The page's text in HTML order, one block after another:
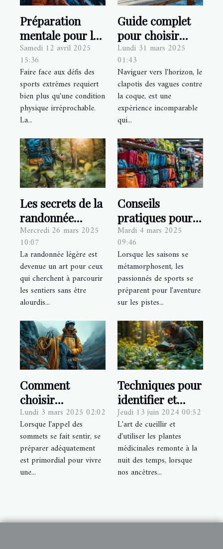
Préparation
mentale pour les
sports extrêmes
techniques pour
renforcer la
résilience
Samedi 12 avril 2025
15:36
Faire face aux défis des
sports extrêmes requiert
bien plus qu'une condition
physique irréprochable.
La...
Guide complet
pour choisir
l'équipement
d'accastillage
pour votre
bateau
Lundi 31 mars 2025
01:43
Naviguer vers l'horizon, le
clapotis des vagues contre
la coque, est une
expérience incomparable
qui...
Les secrets de la
randonnée
légère optimiser
son sac pour des
excursions
confortables
Mercredi 26 mars 2025
10:07
La randonnée légère est
devenue un art pour ceux
qui cherchent à parcourir
les sentiers sans être
alourdis...
Conseils
pratiques pour
choisir votre
équipement de
sports d'hiver et
d'été
Mardi 4 mars 2025
09:46
Lorsque les saisons se
métamorphosent, les
passionnés de sports se
préparent pour l'aventure
sur les pistes...
Comment
choisir
l'équipement
parfait pour vos
aventures en
montagne
Lundi 3 mars 2025 02:02
Lorsque l'appel des
sommets se fait sentir, se
préparer adéquatement
est primordial pour vivre
une...
Techniques pour
identifier et
utiliser les
plantes
médicinales en
milieu sauvage
Jeudi 13 juin 2024 00:52
L'art de cueillir et
d'utiliser les plantes
médicinales remonte à la
nuit des temps, lorsque
nos ancêtres...